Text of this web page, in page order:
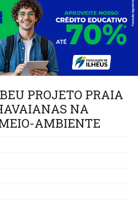
PROJETO PRAIA
NA
AMBIENTE